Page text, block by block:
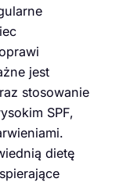
jest
stosowanie
SPF,
dietę